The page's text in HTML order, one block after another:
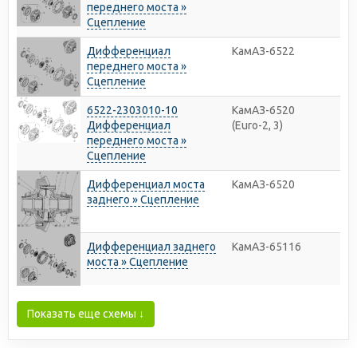
переднего моста »
Сцепление
Дифференциал
переднего моста »
Сцепление
КамАЗ-6522
6522-2303010-10
Дифференциал
переднего моста »
Сцепление
КамАЗ-6520
(Euro-2, 3)
Дифференциал моста
заднего » Сцепление
КамАЗ-6520
Дифференциал заднего
моста » Сцепление
КамАЗ-65116
Показать еще схемы ↓